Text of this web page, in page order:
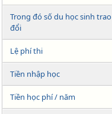
Trong đó số du học sinh trao
đổi
Lệ phí thi
Tiền nhập học
Tiền học phí / năm